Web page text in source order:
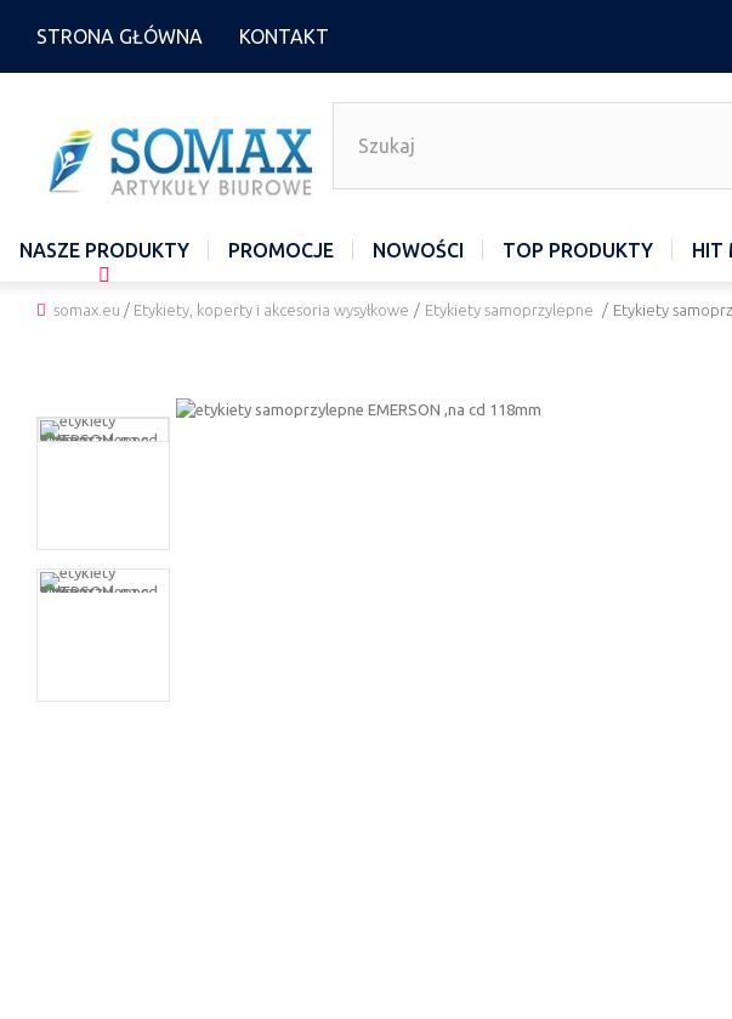
STRONA GŁÓWNA KONTAKT
NASZE PRODUKTY PROMOCJE NOWOŚCI TOP PRODUKTY HIT
somax.eu / Etykiety, koperty i akcesoria wysyłkowe / Etykiety samoprzylepne / Etykiety